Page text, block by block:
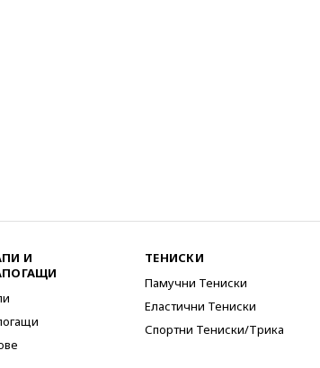
И
ТЕНИСКИ
Памучни Тениски
Еластични Тениски
Спортни Тениски/Трика